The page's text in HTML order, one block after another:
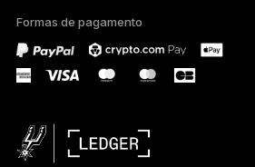
ESPAÑOL
РУССКИЙ
日本語
Formas de pagamento